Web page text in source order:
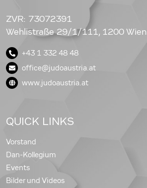
ZVR: 73072391
Wehlistraße 29/1/111, 1200 Wien
+43 1 332 48 48
office@judoaustria.at
www.judoaustria.at
QUICK LINKS
Vorstand
Dan-Kollegium
Events
Bilder und Videos